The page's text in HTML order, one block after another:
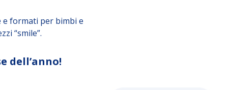
e formati per bimbi e
“smile”.
dell’anno!